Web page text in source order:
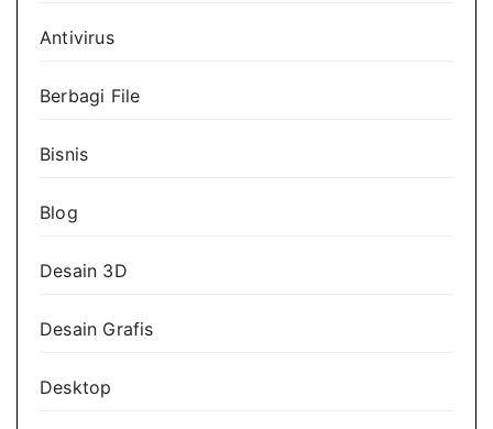
Antivirus
Berbagi File
Bisnis
Blog
Desain 3D
Desain Grafis
Desktop